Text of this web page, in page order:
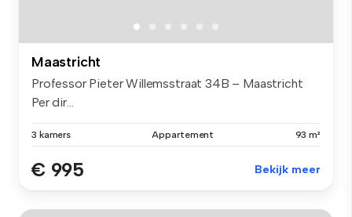
Maastricht
Professor Pieter Willemsstraat 34B – Maastricht
Per dir...
3 kamers Appartement 93 m²
€ 995 Bekijk meer